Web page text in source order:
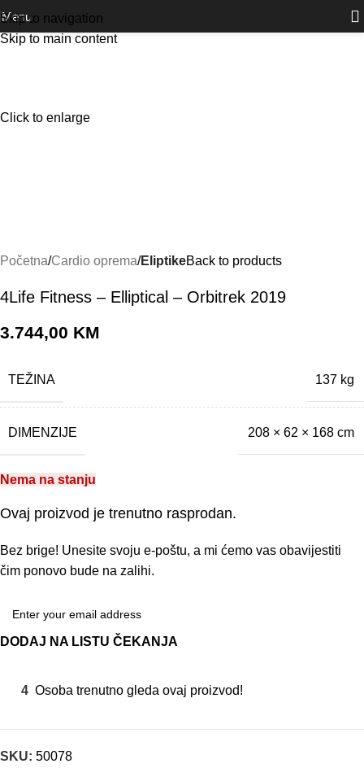
Skip to navigation
Skip to main content
Outlet
Menu
Click to enlarge
Početna Cardio oprema EliptikeBack to products
4Life Fitness – Elliptical – Orbitrek 2019
3.744,00 KM
TEŽINA 137 kg
DIMENZIJE 208 × 62 × 168 cm
Nema na stanju
Ovaj proizvod je trenutno rasprodan.
Bez brige! Unesite svoju e-poštu, a mi ćemo vas obavijestiti
čim ponovo bude na zalihi.
DODAJ NA LISTU ČEKANJA
4 Osoba trenutno gleda ovaj proizvod!
SKU: 50078